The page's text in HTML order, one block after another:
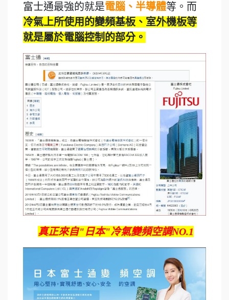
富士通最強的就是電腦、半導體等。而
冷氣上所使用的變頻基板、室外機板等
就是屬於電腦控制的部分。
真正來自"日本"冷氣變頻空調NO.1